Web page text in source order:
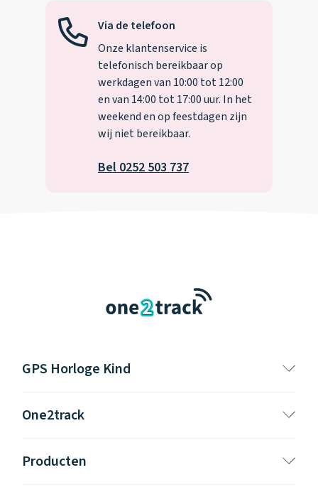
Via de telefoon
Onze klantenservice is
telefonisch bereikbaar op
werkdagen van 10:00 tot 12:00
en van 14:00 tot 17:00 uur. In het
weekend en op feestdagen zijn
wij niet bereikbaar.
Bel 0252 503 737
GPS Horloge Kind
One2track
Producten